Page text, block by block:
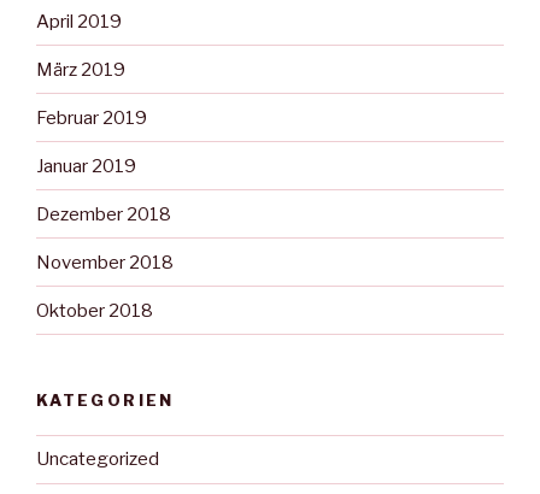
April 2019
März 2019
Februar 2019
Januar 2019
Dezember 2018
November 2018
Oktober 2018
KATEGORIEN
Uncategorized